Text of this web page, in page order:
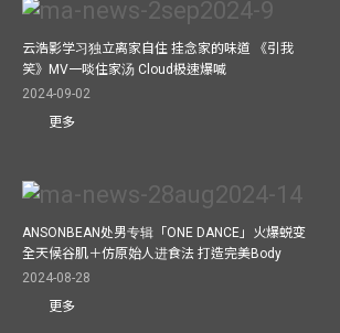
云浩影学习独立离家自住 挂念家的味道 《引我
笑》MV一啖住家汤 Cloud极速爆喊
2024-09-02
更多
ANSONBEAN处男专辑「ONE DANCE」火爆蜕变
全天候谷肌＋仿原始人进食法 打造完美Body
2024-08-28
更多